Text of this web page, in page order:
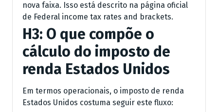
nova faixa. Isso está descrito na página oficial
de Federal income tax rates and brackets.
H3: O que compõe o
cálculo do imposto de
renda Estados Unidos
Em termos operacionais, o imposto de renda
Estados Unidos costuma seguir este fluxo: